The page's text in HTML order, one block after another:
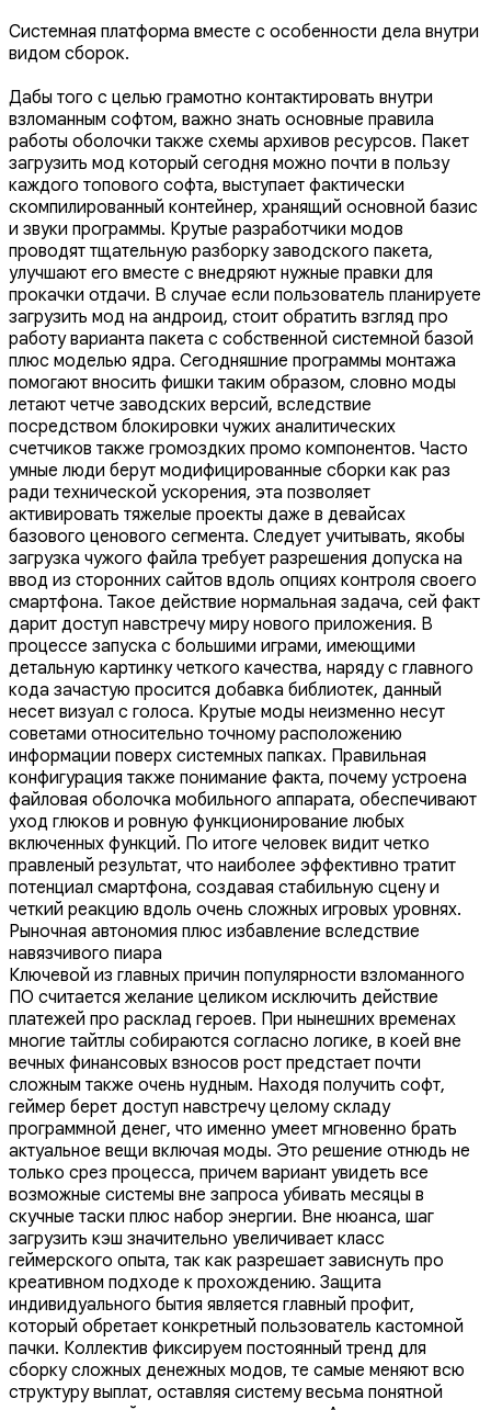
Системная платформа вместе с особенности дела внутри
видом сборок.
Дабы того с целью грамотно контактировать внутри
взломанным софтом, важно знать основные правила
работы оболочки также схемы архивов ресурсов. Пакет
загрузить мод который сегодня можно почти в пользу
каждого топового софта, выступает фактически
скомпилированный контейнер, хранящий основной базис
и звуки программы. Крутые разработчики модов
проводят тщательную разборку заводского пакета,
улучшают его вместе с внедряют нужные правки для
прокачки отдачи. В случае если пользователь планируете
загрузить мод на андроид, стоит обратить взгляд про
работу варианта пакета с собственной системной базой
плюс моделью ядра. Сегодняшние программы монтажа
помогают вносить фишки таким образом, словно моды
летают четче заводских версий, вследствие
посредством блокировки чужих аналитических
счетчиков также громоздких промо компонентов. Часто
умные люди берут модифицированные сборки как раз
ради технической ускорения, эта позволяет
активировать тяжелые проекты даже в девайсах
базового ценового сегмента. Следует учитывать, якобы
загрузка чужого файла требует разрешения допуска на
ввод из сторонних сайтов вдоль опциях контроля своего
смартфона. Такое действие нормальная задача, сей факт
дарит доступ навстречу миру нового приложения. В
процессе запуска с большими играми, имеющими
детальную картинку четкого качества, наряду с главного
кода зачастую просится добавка библиотек, данный
несет визуал с голоса. Крутые моды неизменно несут
советами относительно точному расположению
информации поверх системных папках. Правильная
конфигурация также понимание факта, почему устроена
файловая оболочка мобильного аппарата, обеспечивают
уход глюков и ровную функционирование любых
включенных функций. По итоге человек видит четко
правленый результат, что наиболее эффективно тратит
потенциал смартфона, создавая стабильную сцену и
четкий реакцию вдоль очень сложных игровых уровнях.
Рыночная автономия плюс избавление вследствие
навязчивого пиара
Ключевой из главных причин популярности взломанного
ПО считается желание целиком исключить действие
платежей про расклад героев. При нынешних временах
многие тайтлы собираются согласно логике, в коей вне
вечных финансовых взносов рост предстает почти
сложным также очень нудным. Находя получить софт,
геймер берет доступ навстречу целому складу
программной денег, что именно умеет мгновенно брать
актуальное вещи включая моды. Это решение отнюдь не
только срез процесса, причем вариант увидеть все
возможные системы вне запроса убивать месяцы в
скучные таски плюс набор энергии. Вне нюанса, шаг
загрузить кэш значительно увеличивает класс
геймерского опыта, так как разрешает зависнуть про
креативном подходе к прохождению. Защита
индивидуального бытия является главный профит,
который обретает конкретный пользователь кастомной
пачки. Коллектив фиксируем постоянный тренд для
сборку сложных денежных модов, те самые меняют всю
структуру выплат, оставляя систему весьма понятной